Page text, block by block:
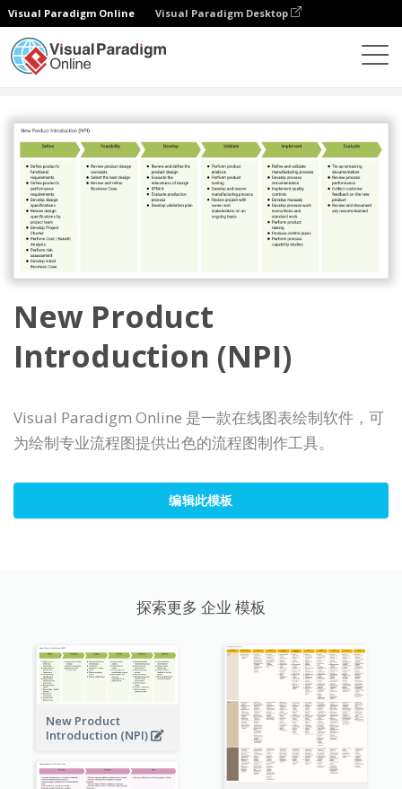
Visual Paradigm Online Visual Paradigm Desktop
New Product
Introduction (NPI)
Visual Paradigm Online 是一款在线图表绘制软件，可
为绘制专业流程图提供出色的流程图制作工具。
编辑此模板
探索更多 企业 模板
New Product
Introduction (NPI)